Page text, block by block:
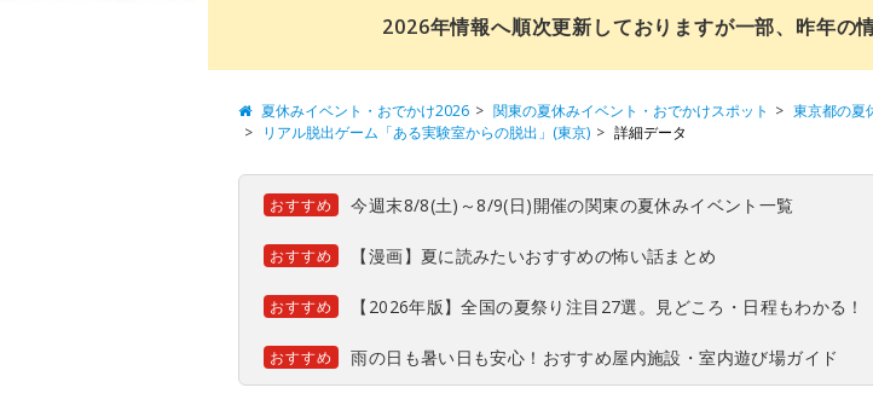
2026年情報へ順次更新しておりますが一部、昨年の
夏休みイベント・おでかけ2026 関東の夏休みイベント・おでかけスポット 東京都の夏
リアル脱出ゲーム「ある実験室からの脱出」(東京)
詳細データ
おすすめ 今週末8/8(土)～8/9(日)開催の関東の夏休みイベント一覧
おすすめ 【漫画】夏に読みたいおすすめの怖い話まとめ
おすすめ 【2026年版】全国の夏祭り注目27選。見どころ・日程もわかる！
おすすめ 雨の日も暑い日も安心！おすすめ屋内施設・室内遊び場ガイド